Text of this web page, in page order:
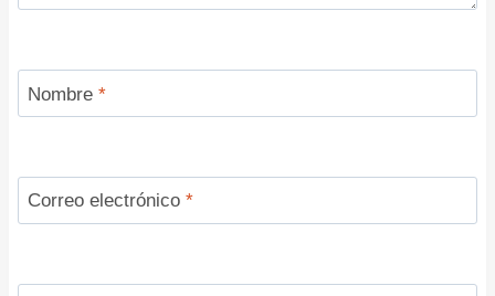
Nombre *
Correo electrónico *